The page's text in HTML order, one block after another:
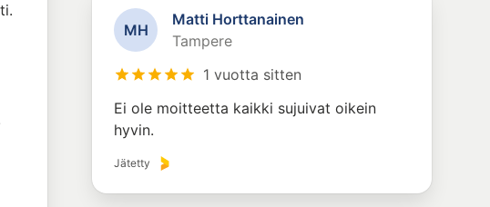
MH
Matti Horttanainen
Tampere
1 vuotta sitten
Ei ole moitteetta kaikki sujuivat oikein
hyvin.
Jätetty